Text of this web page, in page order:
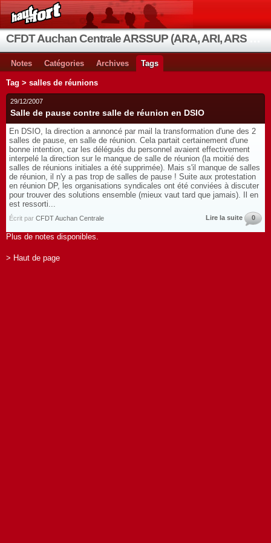
Notes Catégories Archives Tags
Tag > salles de réunions
29/12/2007
Salle de pause contre salle de réunion en DSIO
En DSIO, la direction a annoncé par mail la transformation d'une des 2
salles de pause, en salle de réunion. Cela partait certainement d'une
bonne intention, car les délégués du personnel avaient effectivement
interpelé la direction sur le manque de salle de réunion (la moitié des
salles de réunions initiales a été supprimée). Mais s'il manque de salles
de réunion, il n'y a pas trop de salles de pause ! Suite aux protestation
en réunion DP, les organisations syndicales ont été conviées à discuter
pour trouver des solutions ensemble (mieux vaut tard que jamais). Il en
est ressorti...
Écrit par CFDT Auchan Centrale Lire la suite 0
Plus de notes disponibles.
> Haut de page